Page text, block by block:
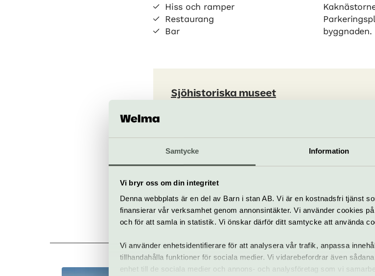
Samtycke Information
Vi bryr oss om din integritet
Denna webbplats är en del av Barn i stan AB. Vi är en kostnadsfri tjänst
finansierar vår verksamhet genom annonsintäkter. Vi använder cookies
och för att samla in statistik. Vi önskar därför ditt samtycke att använda
Vi använder enhetsidentifierare för att analysera vår trafik, anpassa
tillhandahålla funktioner för sociala medier. Vi vidarebefordrar även
enhet till de sociala medier och annons- och analysföretag som vi
Hiss och ramper
Restaurang
Bar
byggnaden.
Sjöhistoriska museet
Anmäl dig
Allt som händer –